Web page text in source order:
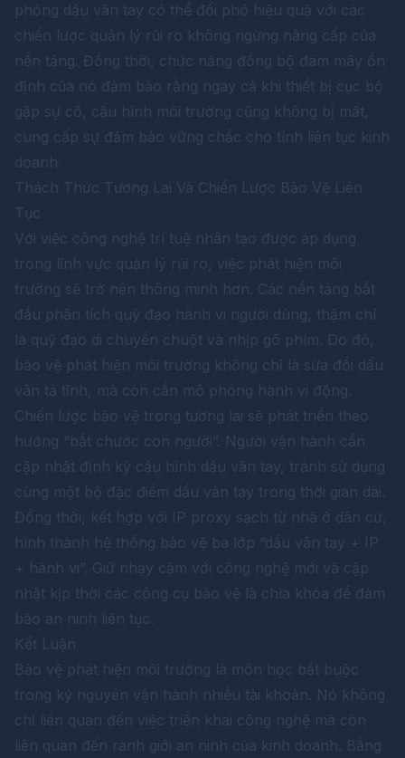
phỏng dấu vân tay có thể đối phó hiệu quả với các
chiến lược quản lý rủi ro không ngừng nâng cấp của
nền tảng. Đồng thời, chức năng đồng bộ đám mây ổn
định của nó đảm bảo rằng ngay cả khi thiết bị cục bộ
gặp sự cố, cấu hình môi trường cũng không bị mất,
cung cấp sự đảm bảo vững chắc cho tính liên tục kinh
doanh.
Thách Thức Tương Lai Và Chiến Lược Bảo Vệ Liên
Tục
Với việc công nghệ trí tuệ nhân tạo được áp dụng
trong lĩnh vực quản lý rủi ro, việc phát hiện môi
trường sẽ trở nên thông minh hơn. Các nền tảng bắt
đầu phân tích quỹ đạo hành vi người dùng, thậm chí
là quỹ đạo di chuyển chuột và nhịp gõ phím. Do đó,
bảo vệ phát hiện môi trường không chỉ là sửa đổi dấu
vân tả tĩnh, mà còn cần mô phỏng hành vi động.
Chiến lược bảo vệ trong tương lai sẽ phát triển theo
hướng “bắt chước con người”. Người vận hành cần
cập nhật định kỳ cấu hình dấu vân tay, tránh sử dụng
cùng một bộ đặc điểm dấu vân tay trong thời gian dài.
Đồng thời, kết hợp với IP proxy sạch từ nhà ở dân cư,
hình thành hệ thống bảo vệ ba lớp “dấu vân tay + IP
+ hành vi”. Giữ nhạy cảm với công nghệ mới và cập
nhật kịp thời các công cụ bảo vệ là chìa khóa để đảm
bảo an ninh liên tục.
Kết Luận
Bảo vệ phát hiện môi trường là môn học bắt buộc
trong kỷ nguyên vận hành nhiều tài khoản. Nó không
chỉ liên quan đến việc triển khai công nghệ mà còn
liên quan đến ranh giới an ninh của kinh doanh. Bằng